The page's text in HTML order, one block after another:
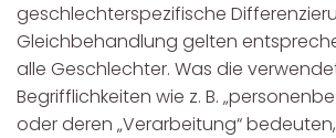
geschlechterspezifische
Gleichbehandlung gelten
alle Geschlechter. Was die
Begrifflichkeiten wie z. B.
oder deren „Verarbeitung“